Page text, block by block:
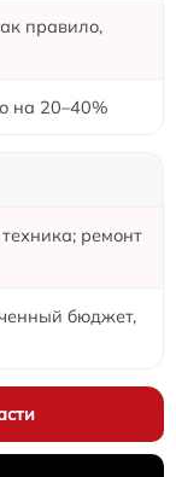
правило,
на 20–40%
ремонт
бюджет,